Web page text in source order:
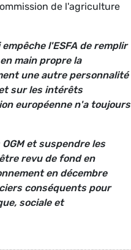
de l'agriculture
l'ESFA de remplir
main propre la
une autre personnalité
sur les intérêts
européenne n'a toujours
et suspendre les
revu de fond en
en décembre
conséquents pour
sociale et